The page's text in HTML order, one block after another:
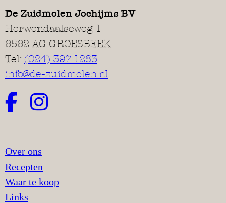
De Zuidmolen Jochijms BV
Herwendaalseweg 1
6562 AG GROESBEEK
Tel: (024) 397 1283
info@de-zuidmolen.nl
Over ons
Recepten
Waar te koop
Links